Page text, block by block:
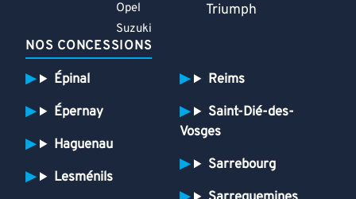
Opel
Suzuki
Triumph
NOS CONCESSIONS
Épinal
Épernay
Haguenau
Lesménils
Reims
Saint-Dié-des-
Vosges
Sarrebourg